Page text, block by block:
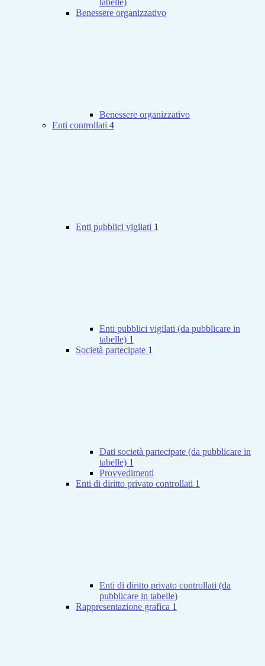
tabelle)
Benessere organizzativo
Benessere organizzativo
Enti controllati 4
Enti pubblici vigilati 1
Enti pubblici vigilati (da pubblicare in
tabelle) 1
Società partecipate 1
Dati società partecipate (da pubblicare in
tabelle) 1
Provvedimenti
Enti di diritto privato controllati 1
Enti di diritto privato controllati (da
pubblicare in tabelle)
Rappresentazione grafica 1